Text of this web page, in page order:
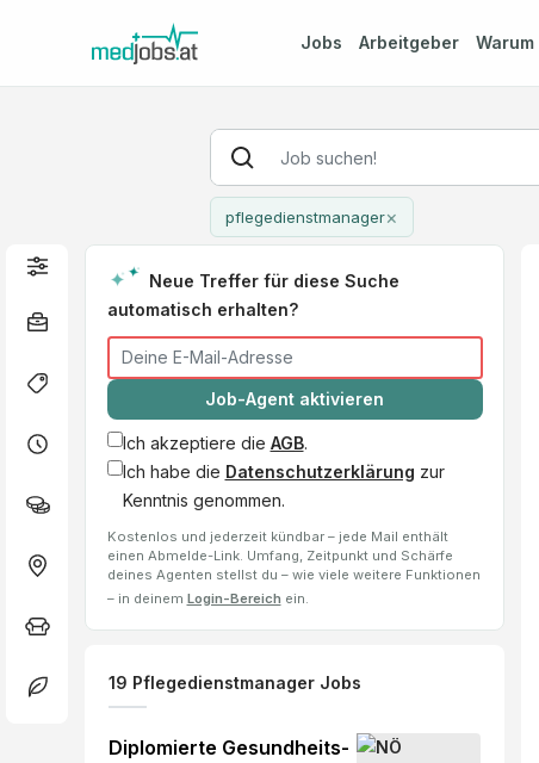
Jobs Arbeitgeber Warum
pflegedienstmanager×
Neue Treffer für diese Suche
automatisch erhalten?
Job-Agent aktivieren
Ich akzeptiere die AGB.
Ich habe die Datenschutzerklärung zur
Kenntnis genommen.
Kostenlos und jederzeit kündbar – jede Mail enthält
einen Abmelde-Link. Umfang, Zeitpunkt und Schärfe
deines Agenten stellst du – wie viele weitere Funktionen
– in deinem Login-Bereich ein.
19 Pflegedienstmanager Jobs
Diplomierte Gesundheits-